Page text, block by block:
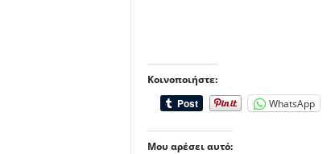
Κοινοποιήστε:
WhatsApp
Μου αρέσει αυτό: